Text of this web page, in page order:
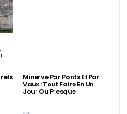
Minerve Par Ponts Et Par
Vaux : Tout Faire En Un
Jour Ou Presque